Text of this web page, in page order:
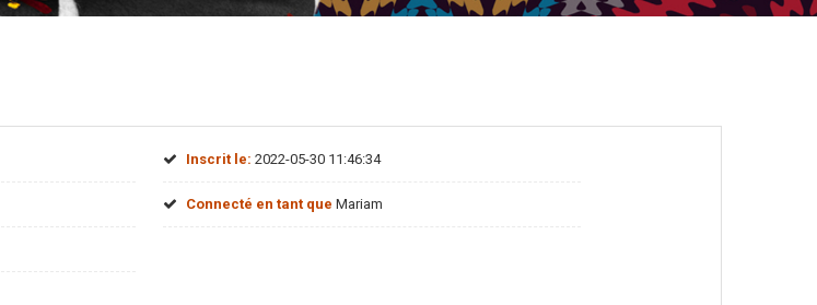
Inscrit le: 2022-05-30 11:46:34
Connecté en tant que Mariam